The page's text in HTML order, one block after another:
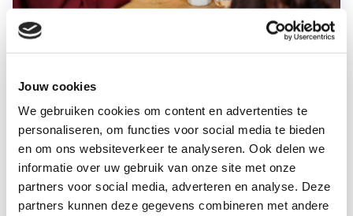
Jouw cookies
We gebruiken cookies om content en advertenties te
personaliseren, om functies voor social media te bieden
en om ons websiteverkeer te analyseren. Ook delen we
informatie over uw gebruik van onze site met onze
partners voor social media, adverteren en analyse. Deze
partners kunnen deze gegevens combineren met andere
ESG Days 2026: building
tomorrow's business
Sluit aan bij leiders, experts en
ondernemers die duurzaamheid
inzetten als veerkrachtige strategie.